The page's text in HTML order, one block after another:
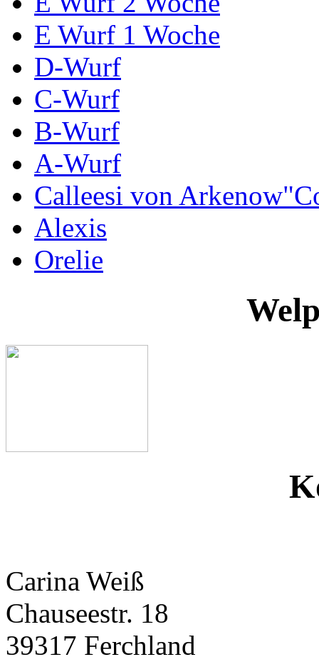
E Wurf 1 Woche
D-Wurf
C-Wurf
B-Wurf
A-Wurf
Calleesi von
Alexis
Orelie
Carina Weiß
Chauseestr. 18
39317 Ferchland